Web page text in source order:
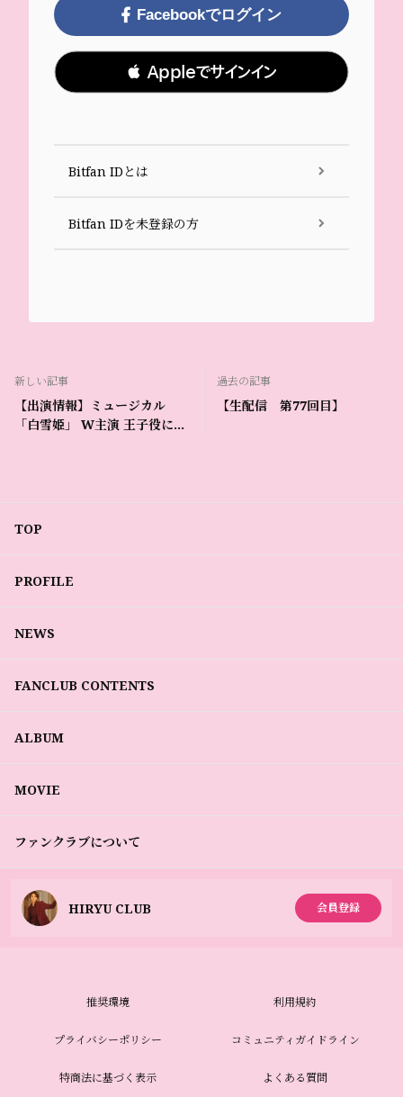
Facebookでログイン
 Appleでサインイン
Bitfan IDとは
Bitfan IDを未登録の方
新しい記事
【出演情報】ミュージカル
「白雪姫」 W主演 王子役にて
過去の記事
【生配信 第77回目】
TOP
PROFILE
NEWS
FANCLUB CONTENTS
ALBUM
MOVIE
ファンクラブについて
HIRYU CLUB 会員登録
推奨環境 利用規約
プライバシーポリシー コミュニティガイドライン
特商法に基づく表示 よくある質問